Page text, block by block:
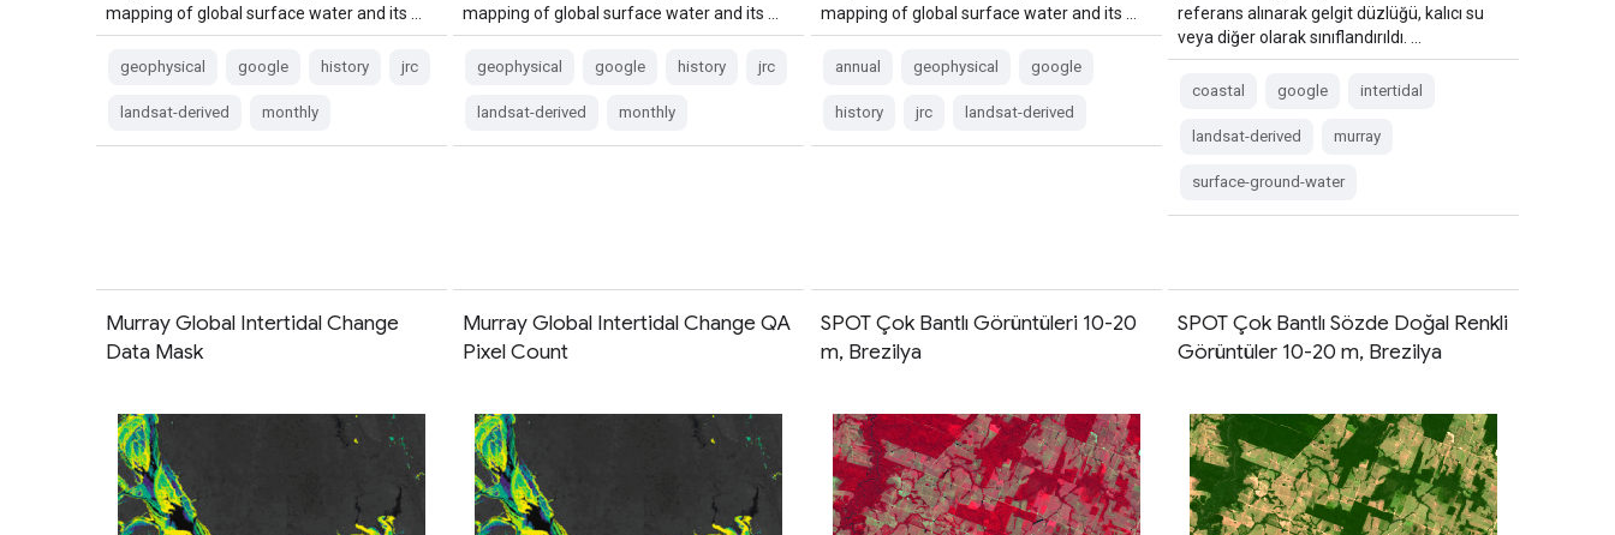
mapping of global surface water and its …
geophysical google history jrc
landsat-derived monthly
mapping of global surface water and its …
geophysical google history jrc
landsat-derived monthly
mapping of global surface water and its …
annual geophysical google
history jrc landsat-derived
referans alınarak gelgit düzlüğü, kalıcı su
veya diğer olarak sınıflandırıldı. …
coastal google intertidal
landsat-derived murray
surface-ground-water
Murray Global Intertidal Change
Data Mask
Murray Global Intertidal Change QA
Pixel Count
SPOT Çok Bantlı Görüntüleri 10-20
m, Brezilya
SPOT Çok Bantlı Sözde Doğal Renkli
Görüntüler 10-20 m, Brezilya